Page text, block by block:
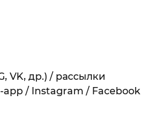
VK, др.) / рассылки
app / Instagram / Facebook